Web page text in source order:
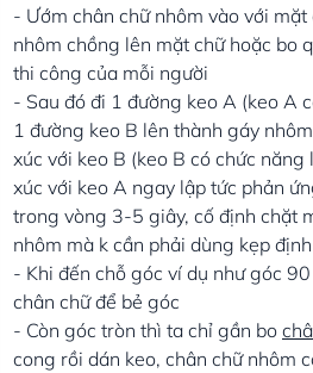
- Ướm chân chữ nhôm vào với
nhôm chồng lên mặt chữ hoặc bo
thi công của mỗi người
- Sau đó đi 1 đường keo A (keo A
1 đường keo B lên thành gáy
xúc với keo B (keo B có chức
xúc với keo A ngay lập tức phản
trong vòng 3-5 giây, cố định chặt
nhôm mà k cần phải dùng kẹp
- Khi đến chỗ góc ví dụ như góc
chân chữ để bẻ góc
- Còn góc tròn thì ta chỉ gần bo
cong rồi dán keo, chân chữ nhôm